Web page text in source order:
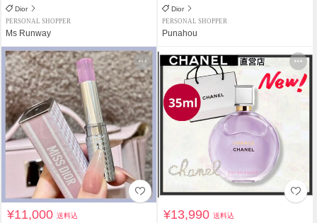
Dior
PERSONAL SHOPPER
Ms Runway
Dior
PERSONAL SHOPPER
Punahou
¥11,000送料込 ¥13,990送料込